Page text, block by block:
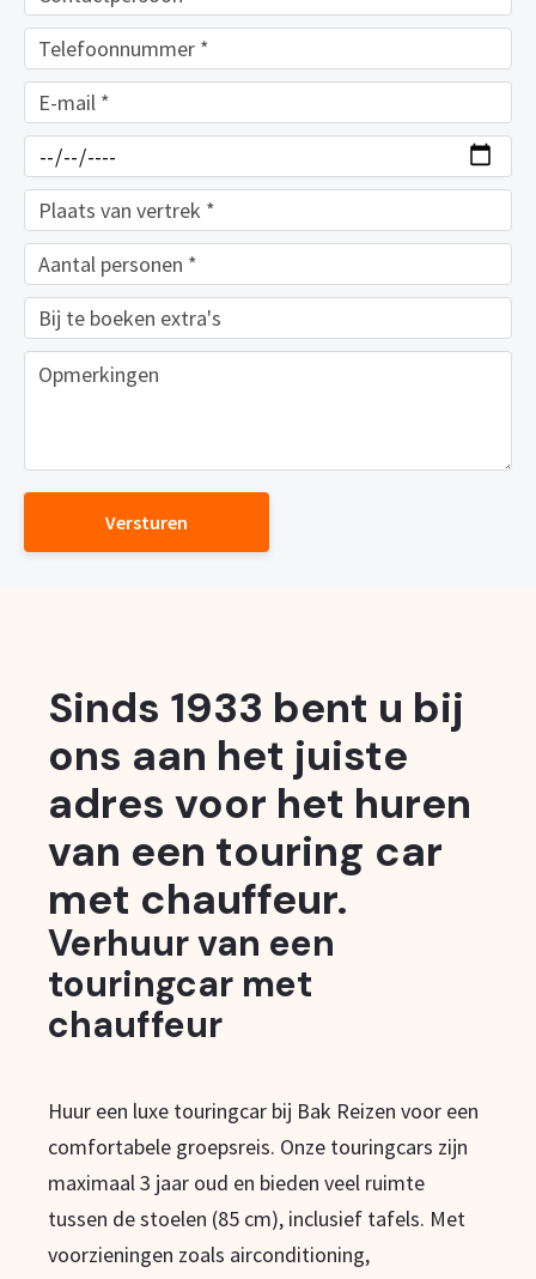
Versturen
Sinds 1933 bent u bij
ons aan het juiste
adres voor het huren
van een touring car
met chauffeur.
Verhuur van een
touringcar met
chauffeur
Huur een luxe touringcar bij Bak Reizen voor een
comfortabele groepsreis. Onze touringcars zijn
maximaal 3 jaar oud en bieden veel ruimte
tussen de stoelen (85 cm), inclusief tafels. Met
voorzieningen zoals airconditioning,